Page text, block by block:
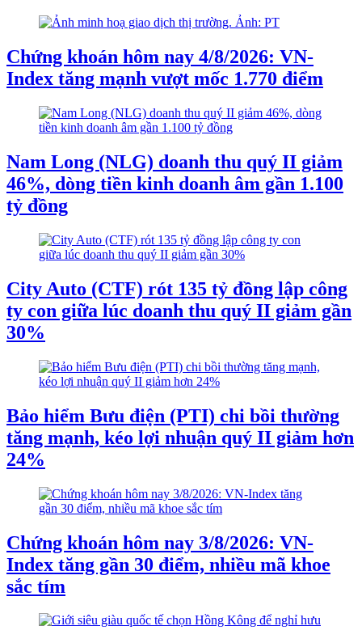
Chứng khoán hôm nay 4/8/2026: VN-
Index tăng mạnh vượt mốc 1.770 điểm
Nam Long (NLG) doanh thu quý II giảm
46%, dòng tiền kinh doanh âm gần 1.100
tỷ đồng
City Auto (CTF) rót 135 tỷ đồng lập công
ty con giữa lúc doanh thu quý II giảm gần
30%
Bảo hiểm Bưu điện (PTI) chi bồi thường
tăng mạnh, kéo lợi nhuận quý II giảm hơn
24%
Chứng khoán hôm nay 3/8/2026: VN-
Index tăng gần 30 điểm, nhiều mã khoe
sắc tím